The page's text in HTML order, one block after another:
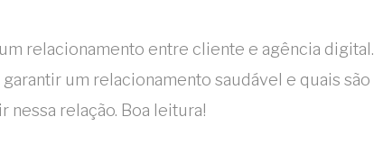
relacionamento entre cliente e agência digital.
um relacionamento saudável e quais são
relação. Boa leitura!